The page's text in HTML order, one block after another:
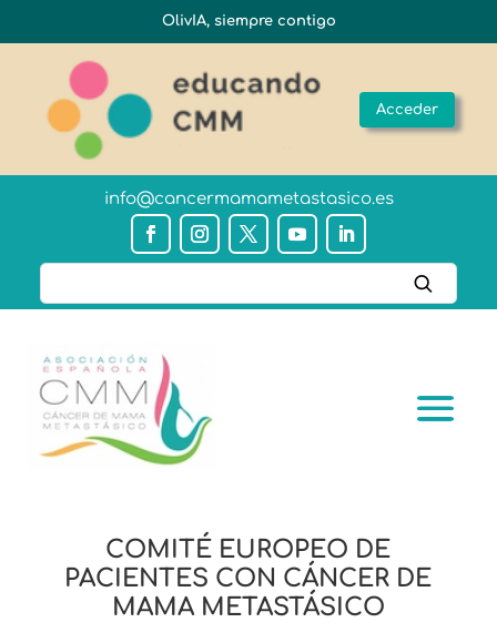
OlivIA, siempre contigo
Acceder
info@cancermamametastasico.es
COMITÉ EUROPEO DE
PACIENTES CON CÁNCER DE
MAMA METASTÁSICO